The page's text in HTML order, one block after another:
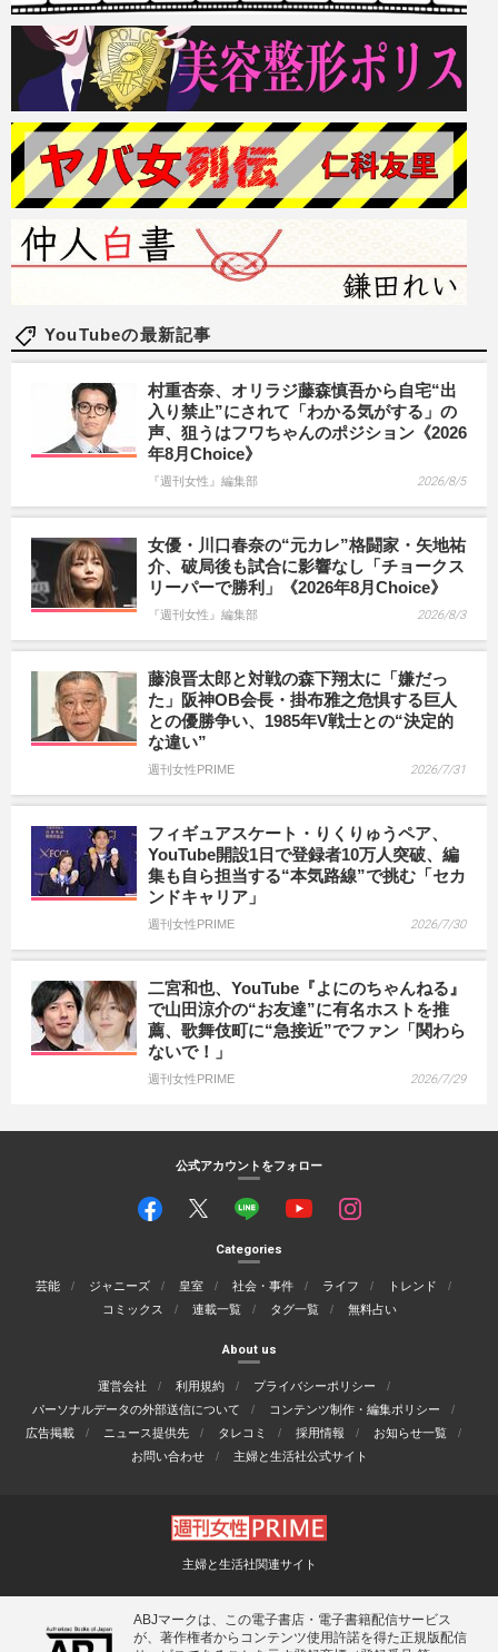
YouTubeの最新記事
村重杏奈、オリラジ藤森慎吾から自宅“出
入り禁止”にされて「わかる気がする」の
声、狙うはフワちゃんのポジション《2026
年8月Choice》
『週刊女性』編集部 2026/8/5
女優・川口春奈の“元カレ”格闘家・矢地祐
介、破局後も試合に影響なし「チョークス
リーパーで勝利」《2026年8月Choice》
『週刊女性』編集部 2026/8/3
藤浪晋太郎と対戦の森下翔太に「嫌だっ
た」阪神OB会長・掛布雅之危惧する巨人
との優勝争い、1985年V戦士との“決定的
な違い”
週刊女性PRIME 2026/7/31
フィギュアスケート・りくりゅうペア、
YouTube開設1日で登録者10万人突破、編
集も自ら担当する“本気路線”で挑む「セカ
ンドキャリア」
週刊女性PRIME 2026/7/30
二宮和也、YouTube『よにのちゃんねる』
で山田涼介の“お友達”に有名ホストを推
薦、歌舞伎町に“急接近”でファン「関わら
ないで！」
週刊女性PRIME 2026/7/29
公式アカウントをフォロー
Categories
芸能 ジャニーズ 皇室 社会・事件 ライフ
トレンド
コミックス
連載一覧 タグ一覧 無料占い
About us
運営会社 利用規約
プライバシーポリシー
パーソナルデータの外部送信について
コンテンツ制作・編集ポリシー
広告掲載
ニュース提供先 タレコミ 採用情報
お知らせ一覧
お問い合わせ
主婦と生活社公式サイト
主婦と生活社関連サイト
ABJマークは、この電子書店・電子書籍配信サービス
が、著作権者からコンテンツ使用許諾を得た正規版配信